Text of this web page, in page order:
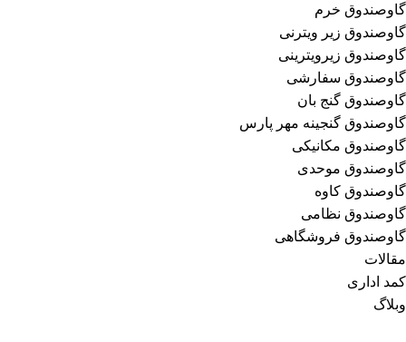
گاوصندوق خرم
گاوصندوق زیر ویترنی
گاوصندوق زیرویترینی
گاوصندوق سفارشی
گاوصندوق گنج بان
گاوصندوق گنجینه مهر پارس
گاوصندوق مکانیکی
گاوصندوق موحدی
گاوصندوق کاوه
گاوصندوق نظامی
گاوصندوق فروشگاهی
مقالات
کمد اداری
وبلاگ